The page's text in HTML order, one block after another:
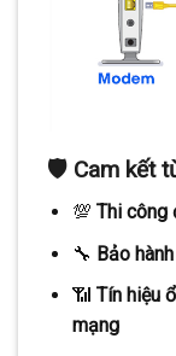
🛡️ Cam kết
💯 Thi công
🔧 Bảo
📶 Tín hiệu
mạng